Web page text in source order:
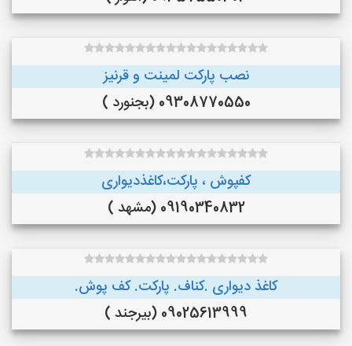
نصب پارکت لمینت و قرنیز
09308770550 (بجنورد )
کفپوش ، پارکت،کاغذدیواری
09190340832 (مشهد )
کاغذ دیواری .کناف. پارکت. کف پوش.
09025613999 (بیرجند )